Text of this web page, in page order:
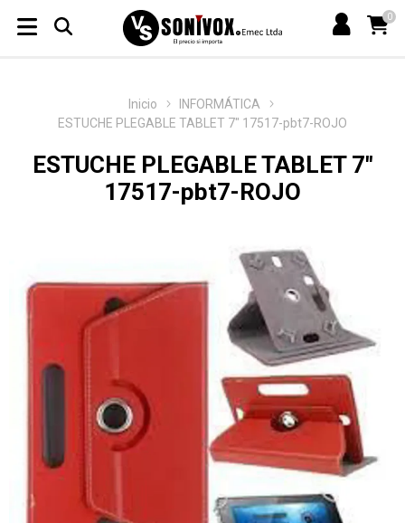
0
Inicio
INFORMÁTICA
ESTUCHE PLEGABLE TABLET 7" 17517-pbt7-ROJO
ESTUCHE PLEGABLE TABLET 7"
17517-pbt7-ROJO